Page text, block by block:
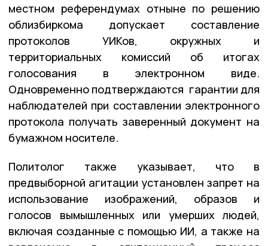
местном референдумах отныне по решению
облизбиркома допускает составление
протоколов УИКов, окружных и
территориальных комиссий об итогах
голосования в электронном виде.
Одновременно подтверждаются гарантии для
наблюдателей при составлении электронного
протокола получать заверенный документ на
бумажном носителе.
Политолог также указывает, что в
предвыборной агитации установлен запрет на
использование изображений, образов и
голосов вымышленных или умерших людей,
включая созданные с помощью ИИ, а также на